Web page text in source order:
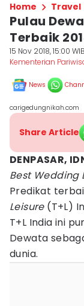
Home Travel
Pulau
Terbaik
15 Nov 2018, 15:00 WIB
Kementerian
News
carigedungnikah.com
Share Article
DENPASAR,
Best Wedding
Predikat
Leisure(T+L)
T+L India ini
Dewata
dunia.